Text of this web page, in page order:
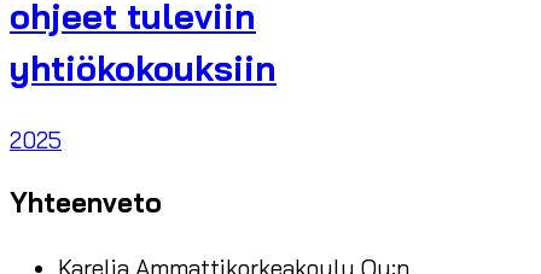
ohjeet tuleviin
yhtiökokouksiin
2025
Yhteenveto
Karelia Ammattikorkeakoulu Oy:n